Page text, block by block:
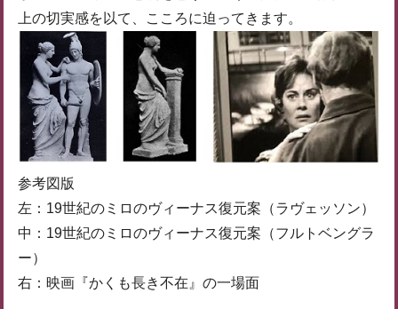
上の切実感を以て、こころに迫ってきます。
参考図版
左：19世紀のミロのヴィーナス復元案（ラヴェッソン）
中：19世紀のミロのヴィーナス復元案（フルトベングラ
ー）
右：映画『かくも長き不在』の一場面